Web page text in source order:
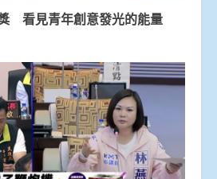
看見青年創意發光的能量